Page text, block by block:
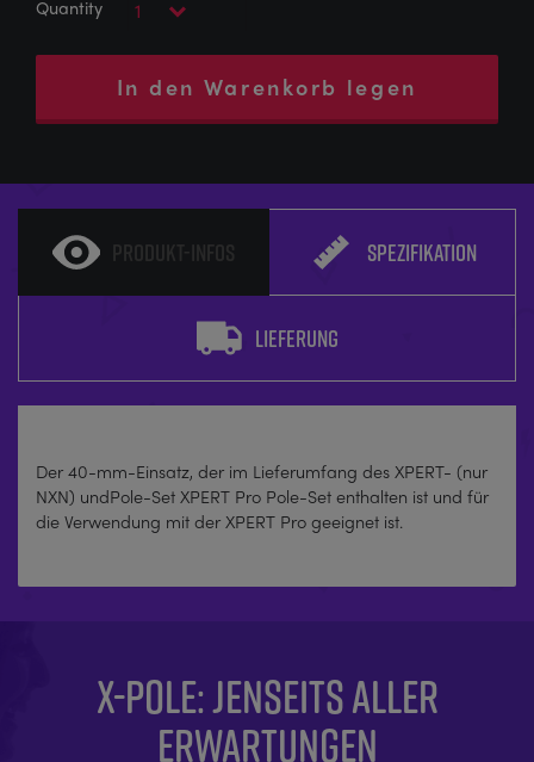
In den Warenkorb legen
SPEZIFIKATION
LIEFERUNG
Der 40-mm-Einsatz, der im Lieferumfang des XPERT- (nur
NXN) undPole-Set XPERT Pro Pole-Set enthalten ist und für
die Verwendung mit der XPERT Pro geeignet ist.
X-POLE: JENSEITS ALLER
ERWARTUNGEN